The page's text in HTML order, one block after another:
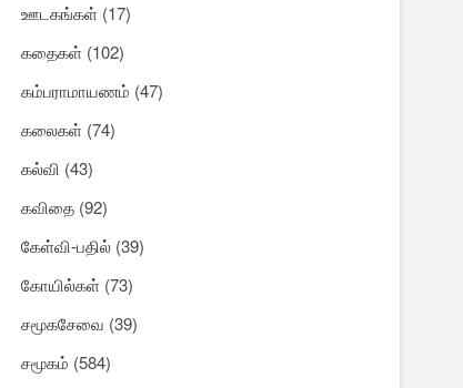
ஊடகங்கள் (17)
கதைகள் (102)
கம்பராமாயணம் (47)
கலைகள் (74)
கல்வி (43)
கவிதை (92)
கேள்வி-பதில் (39)
கோயில்கள் (73)
சமூகசேவை (39)
சமூகம் (584)